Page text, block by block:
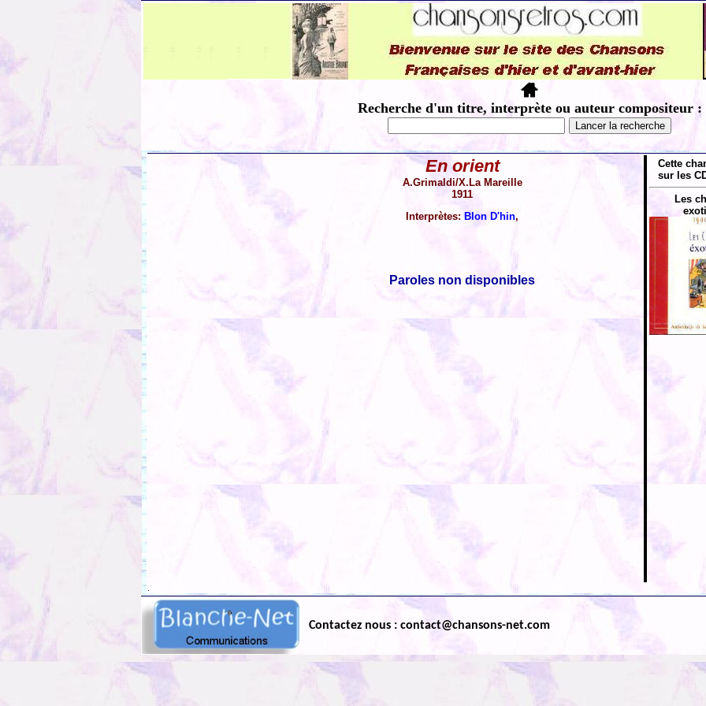
Recherche d'un titre, interprète ou auteur compositeur :
En orient
A.Grimaldi/X.La Mareille
1911
Interprètes: Blon D'hin,
Paroles non disponibles
Cette
sur les
Les
Contactez nous : contact@chansons-net.com